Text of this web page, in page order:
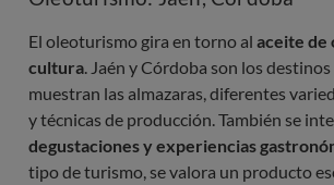
El oleoturismo gira en torno al aceite de
cultura. Jaén y Córdoba son los
muestran las almazaras, diferentes
y técnicas de producción. También se
degustaciones y experiencias
tipo de turismo, se valora un producto